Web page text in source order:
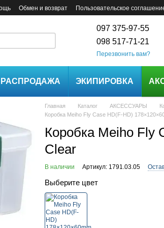
Обмен и возврат Пользовательское
097 375-97-55
098 517-71-21
Перезвонить вам?
РАСПРОДАЖА ЭКИПИРОВКА
Главная Каталог АКСЕССУАРЫ
Коробка Meiho Fly Case HD(F-HD)
Коробка Meiho Fly
Clear
В наличии Артикул: 1791.03.05
Выберите цвет